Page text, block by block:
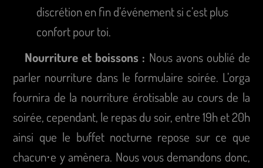
discrétion en fin d’événement si c’est plus
confort pour toi.
Nourriture et boissons : Nous avons oublié de
parler nourriture dans le formulaire soirée. L’orga
fournira de la nourriture érotisable au cours de la
soirée, cependant, le repas du soir, entre 19h et 20h
ainsi que le buffet nocturne repose sur ce que
chacun⋅e y amènera. Nous vous demandons donc,